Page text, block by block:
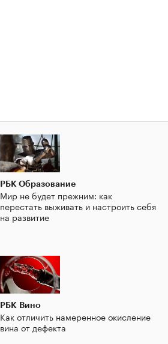
РБК Образование
Мир не будет прежним: как
перестать выживать и настроить себя
на развитие
РБК Вино
Как отличить намеренное окисление
вина от дефекта